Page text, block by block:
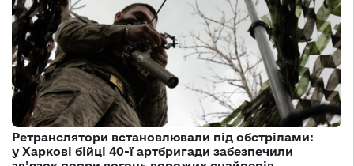
Ретранслятори встановлювали під обстрілами:
у Харкові бійці 40-ї артбригади забезпечили